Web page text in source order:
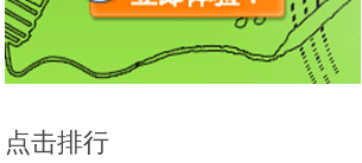
点击排行